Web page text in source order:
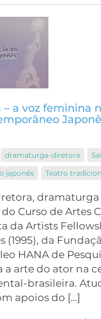
– a voz feminina
dramaturga-diretora
japonês
Teatro
Curso de Artes
da Artists
(1995), da
HANA de
a arte do ator na
brasileira.
apoios do […]